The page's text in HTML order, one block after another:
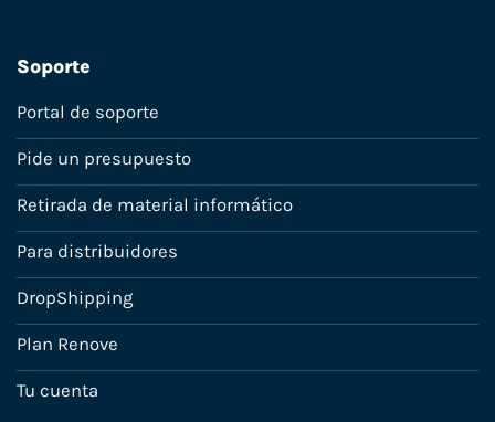
Soporte
Portal de soporte
Pide un presupuesto
Retirada de material informático
Para distribuidores
DropShipping
Plan Renove
Tu cuenta